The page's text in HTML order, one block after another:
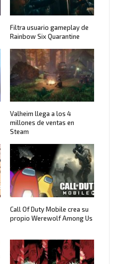
Filtra usuario gameplay de
Rainbow Six Quarantine
Valheim llega a los 4
millones de ventas en
Steam
Call Of Duty Mobile crea su
propio Werewolf Among Us